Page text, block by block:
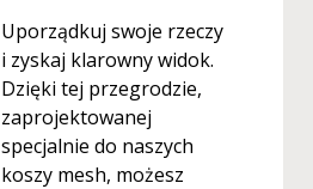
Uporządkuj swoje rzeczy
i zyskaj klarowny widok.
Dzięki tej przegrodzie,
zaprojektowanej
specjalnie do naszych
koszy mesh, możesz